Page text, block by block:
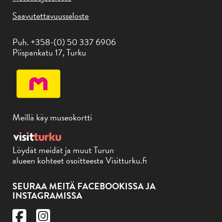
Saavutettavuusseloste
Puh. +358-(0) 50 337 6906
Piispankatu 17, Turku
Meillä käy museokortti
Löydät meidät ja muut Turun
alueen kohteet osoitteesta Visitturku.fi
SEURAA MEITÄ FACEBOOKISSA JA
INSTAGRAMISSA